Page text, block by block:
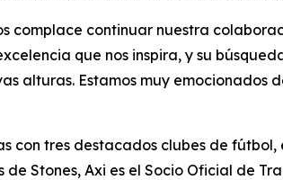
complace continuar nuestra
que nos inspira, y su
alturas. Estamos muy emocionados
con tres destacados clubes de
Stones, Axi es el Socio Oficial de